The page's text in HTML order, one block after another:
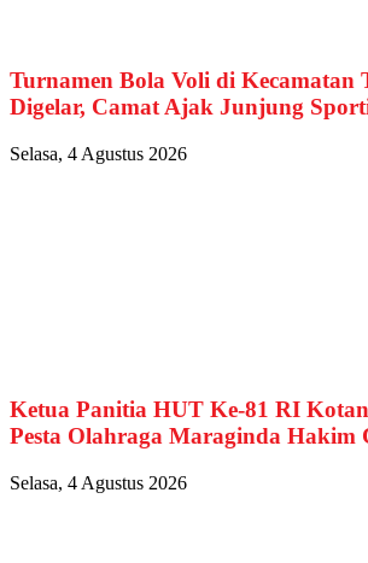
Turnamen Bola Voli di Kecamatan
Digelar, Camat Ajak Junjung
Selasa, 4 Agustus 2026
Ketua Panitia HUT Ke-81 RI
Pesta Olahraga Maraginda Hakim
Selasa, 4 Agustus 2026